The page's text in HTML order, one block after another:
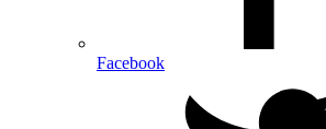
Facebook